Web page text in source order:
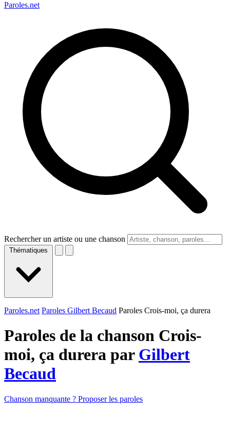
Paroles.net
Rechercher un artiste ou une chanson
Thématiques
Paroles.net Paroles Gilbert Becaud Paroles Crois-moi, ça durera
Paroles de la chanson Crois-
moi, ça durera par Gilbert
Becaud
Chanson manquante ? Proposer les paroles